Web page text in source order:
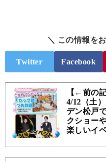
＼ この情報を
Twitter Facebook
【←前の記
4/12（土
デン松戸
クショー
楽しいイ